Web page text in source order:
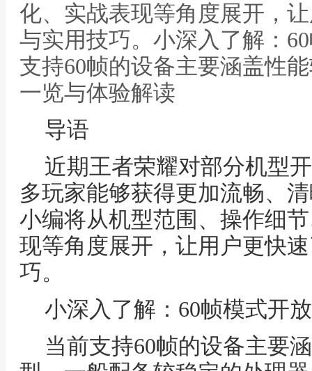
化、实战表现等角度展开，
与实用技巧。小深入了解：
支持60帧的设备主要涵盖性
一览与体验解读
导语
近期王者荣耀对部分机型
多玩家能够获得更加流畅、
小编将从机型范围、操作细
现等角度展开，让用户更快
巧。
小深入了解：60帧模式开
当前支持60帧的设备主要